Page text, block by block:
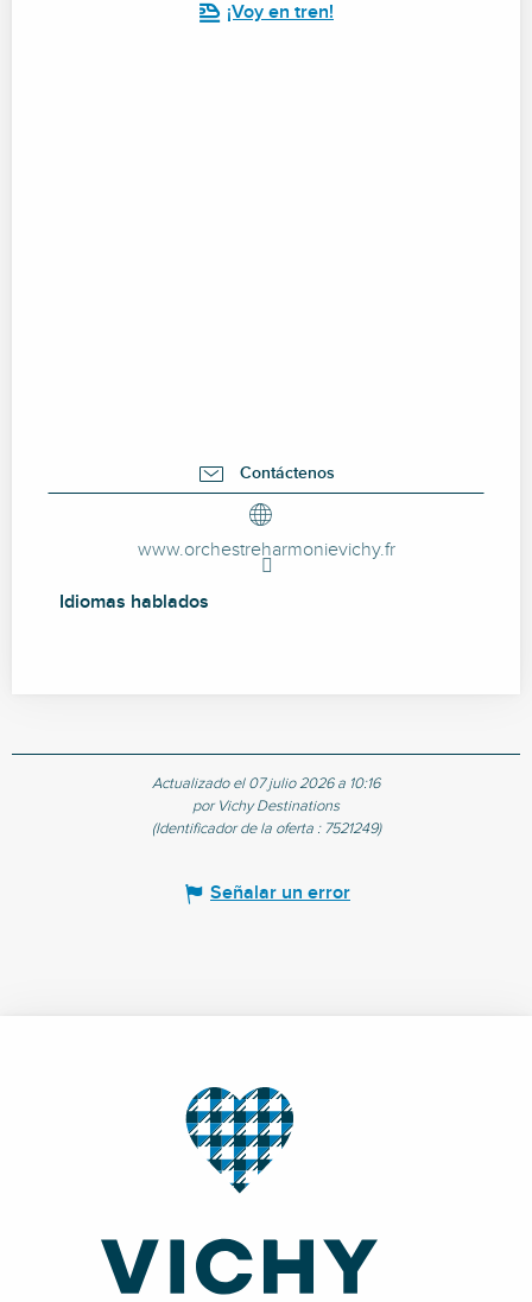
¡Voy en tren!
Contáctenos
www.orchestreharmonievichy.fr
Idiomas hablados
Idiomas hablados
Actualizado el 07 julio 2026 a 10:16
por Vichy Destinations
(Identificador de la oferta : 7521249)
Señalar un error